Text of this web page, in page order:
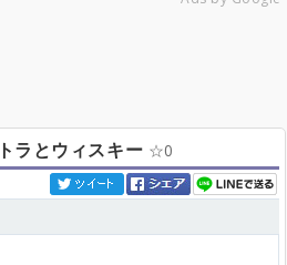
ラとウィスキー 0